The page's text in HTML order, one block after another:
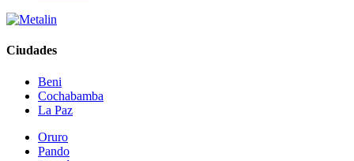
Ciudades
Beni
Cochabamba
La Paz
Oruro
Pando